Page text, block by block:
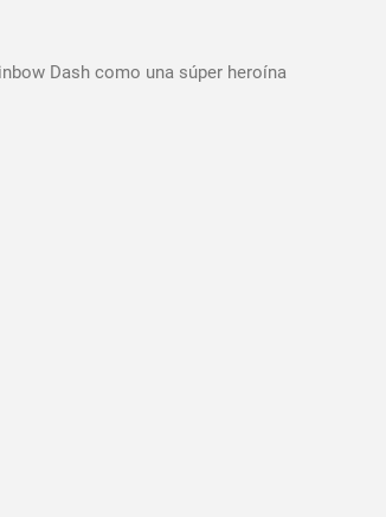
Dash como una súper heroína